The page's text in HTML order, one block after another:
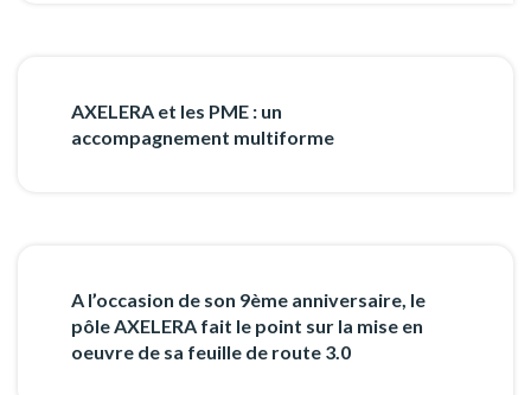
AXELERA et les PME : un
accompagnement multiforme
A l’occasion de son 9ème anniversaire, le
pôle AXELERA fait le point sur la mise en
oeuvre de sa feuille de route 3.0